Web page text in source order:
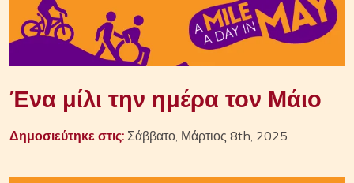
Ένα μίλι την ημέρα τον Μάιο
Δημοσιεύτηκε στις: Σάββατο, Μάρτιος 8th, 2025